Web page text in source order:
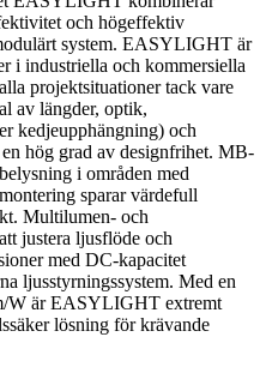
och högeffektiv
system. EASYLIGHT är
i industriella och kommersiella
projektsituationer tack vare
av längder, optik,
kedjeupphängning) och
hög grad av designfrihet. MB-
i områden med
sparar värdefull
Multilumen- och
justera ljusflöde och
med DC-kapacitet
ljusstyrningssystem. Med en
W är EASYLIGHT extremt
lösning för krävande